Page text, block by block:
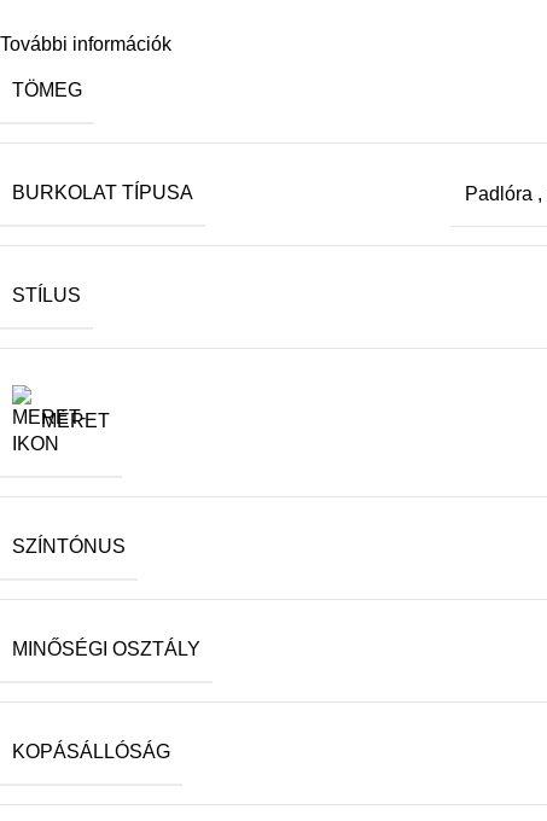
További információk
TÖMEG
BURKOLAT TÍPUSA Padlóra ,
STÍLUS
MÉRET
SZÍNTÓNUS
MINŐSÉGI OSZTÁLY
KOPÁSÁLLÓSÁG